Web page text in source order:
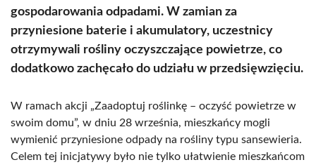
gospodarowania odpadami. W zamian za
przyniesione baterie i akumulatory, uczestnicy
otrzymywali rośliny oczyszczające powietrze, co
dodatkowo zachęcało do udziału w przedsięwzięciu.
W ramach akcji „Zaadoptuj roślinkę – oczyść powietrze w
swoim domu”, w dniu 28 września, mieszkańcy mogli
wymienić przyniesione odpady na rośliny typu sansewieria.
Celem tej inicjatywy było nie tylko ułatwienie mieszkańcom